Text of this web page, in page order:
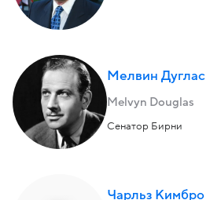
Мелвин Дуглас
Melvyn Douglas
Сенатор Бирни
Чарльз Кимбро